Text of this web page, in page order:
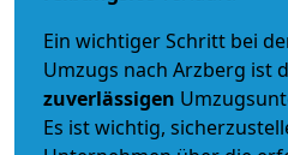
Ein wichtiger Schritt bei
Umzugs nach Arzberg ist
zuverlässigen
Es ist wichtig,